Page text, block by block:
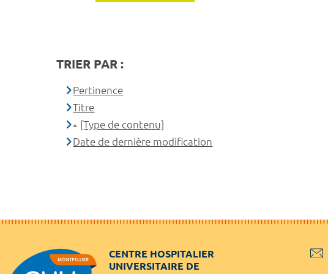
TRIER PAR :
Pertinence
Titre
[Type de contenu]
Date de dernière modification
CENTRE HOSPITALIER
UNIVERSITAIRE DE